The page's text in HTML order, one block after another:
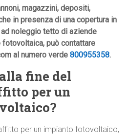
magazzini, depositi,
in presenza di una copertura in
noleggio tetto di aziende
può contattare
al numero verde800955358.
fine del
per un
per un impianto fotovoltaico,